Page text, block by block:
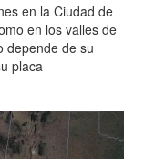
en la Ciudad de
en los valles de
depende de su
placa